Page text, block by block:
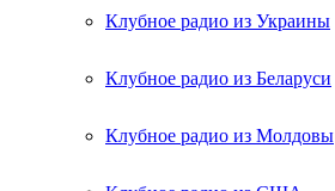
Клубное радио из Украины
Клубное радио из Беларуси
Клубное радио из Молдовы